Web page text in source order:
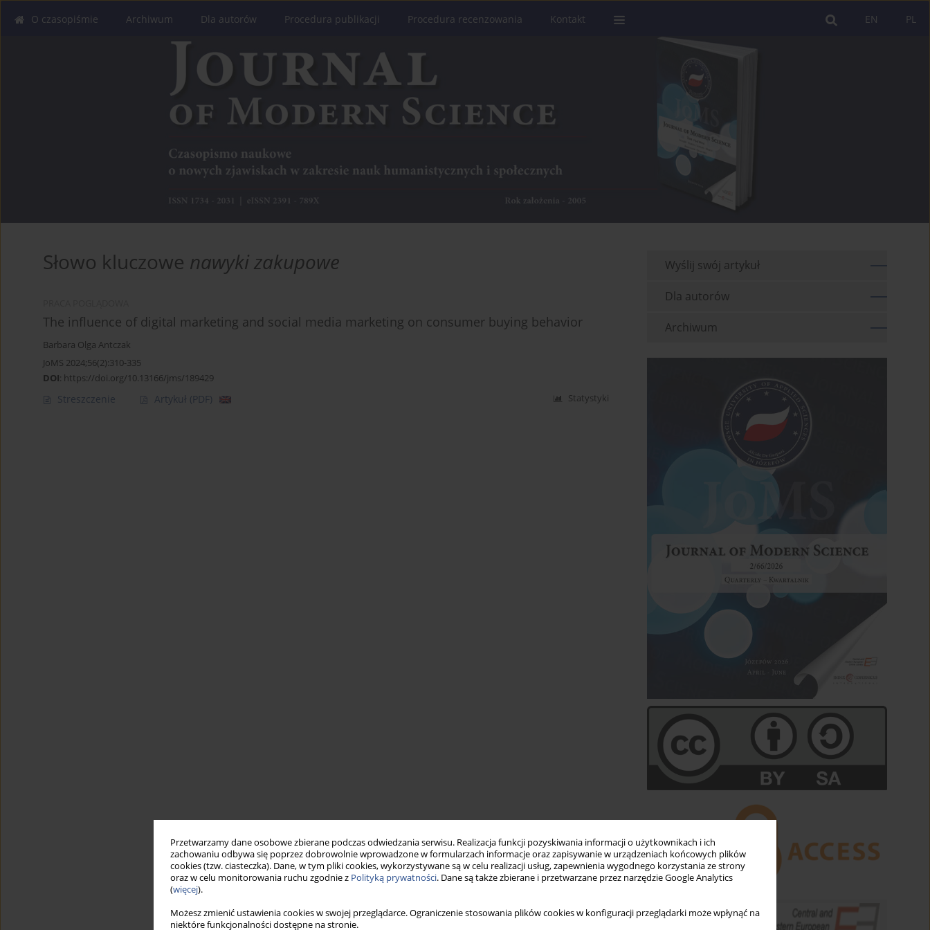
Przetwarzamy dane osobowe zbierane podczas odwiedzania serwisu. Realizacja funkcji pozyskiwania informacji o użytkownikach i ich
zachowaniu odbywa się poprzez dobrowolnie wprowadzone w formularzach informacje oraz zapisywanie w urządzeniach końcowych plików
cookies (tzw. ciasteczka). Dane, w tym pliki cookies, wykorzystywane są w celu realizacji usług, zapewnienia wygodnego korzystania ze strony
oraz w celu monitorowania ruchu zgodnie z Polityką prywatności. Dane są także zbierane i przetwarzane przez narzędzie Google Analytics
(więcej).
Możesz zmienić ustawienia cookies w swojej przeglądarce. Ograniczenie stosowania plików cookies w konfiguracji przeglądarki może wpłynąć na
niektóre funkcjonalności dostępne na stronie.
PL
EN
O czasopiśmie Archiwum Dla autorów Procedura publikacji Procedura recenzowania Kontakt
Słowo kluczowe nawyki zakupowe
The influence of digital marketing and social media marketing on consumer buying behavior
Barbara Olga Antczak
JoMS 2024;56(2):310-335
DOI: https://doi.org/10.13166/jms/189429
Streszczenie Artykuł (PDF) Statystyki
Wyślij swój artykuł
Dla autorów
Archiwum